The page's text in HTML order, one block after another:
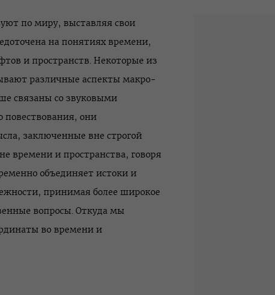
по миру, выставляя свои
на понятиях времени,
и пространств. Некоторые из
различные аспекты макро-
связаны со звуковыми
повествования, они
заключенные вне строгой
времени и пространства, говоря
объединяет истоки и
принимая более широкое
вопросы. Откуда мы
во времени и